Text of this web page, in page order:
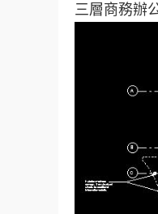
三層商務辦